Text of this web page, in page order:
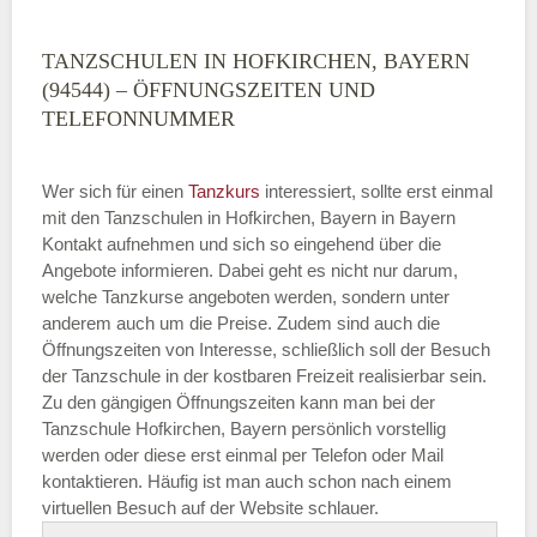
TANZSCHULEN IN HOFKIRCHEN, BAYERN
(94544) – ÖFFNUNGSZEITEN UND
TELEFONNUMMER
Wer sich für einen Tanzkurs interessiert, sollte erst einmal
mit den Tanzschulen in Hofkirchen, Bayern in Bayern
Kontakt aufnehmen und sich so eingehend über die
Angebote informieren. Dabei geht es nicht nur darum,
welche Tanzkurse angeboten werden, sondern unter
anderem auch um die Preise. Zudem sind auch die
Öffnungszeiten von Interesse, schließlich soll der Besuch
der Tanzschule in der kostbaren Freizeit realisierbar sein.
Zu den gängigen Öffnungszeiten kann man bei der
Tanzschule Hofkirchen, Bayern persönlich vorstellig
werden oder diese erst einmal per Telefon oder Mail
kontaktieren. Häufig ist man auch schon nach einem
virtuellen Besuch auf der Website schlauer.